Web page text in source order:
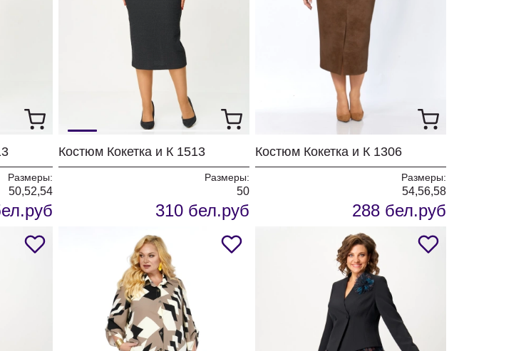
Размеры:
50,52,54
Костюм Кокетка и К 1513
Размеры:
50
310 бел.руб
Костюм Кокетка и К 1306
Размеры:
54,56,58
288 бел.руб